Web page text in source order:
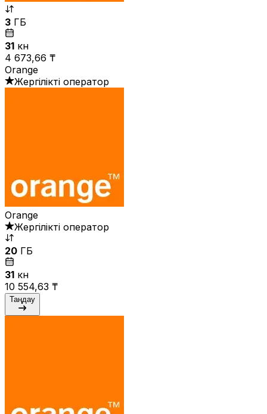
3 ГБ
31 күн
4 673,66 ₸
Orange
Жергілікті оператор
Orange
Жергілікті оператор
20 ГБ
31 күн
10 554,63 ₸
Таңдау